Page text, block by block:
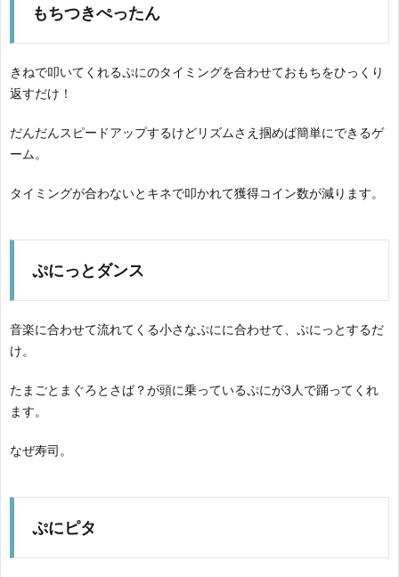
もちつきぺったん
きねで叩いてくれるぷにのタイミングを合わせておもちをひっくり
返すだけ！
だんだんスピードアップするけどリズムさえ掴めば簡単にできるゲ
ーム。
タイミングが合わないとキネで叩かれて獲得コイン数が減ります。
ぷにっとダンス
音楽に合わせて流れてくる小さなぷにに合わせて、ぷにっとするだ
け。
たまごとまぐろとさば？が頭に乗っているぷにが3人で踊ってくれ
ます。
なぜ寿司。
ぷにピタ